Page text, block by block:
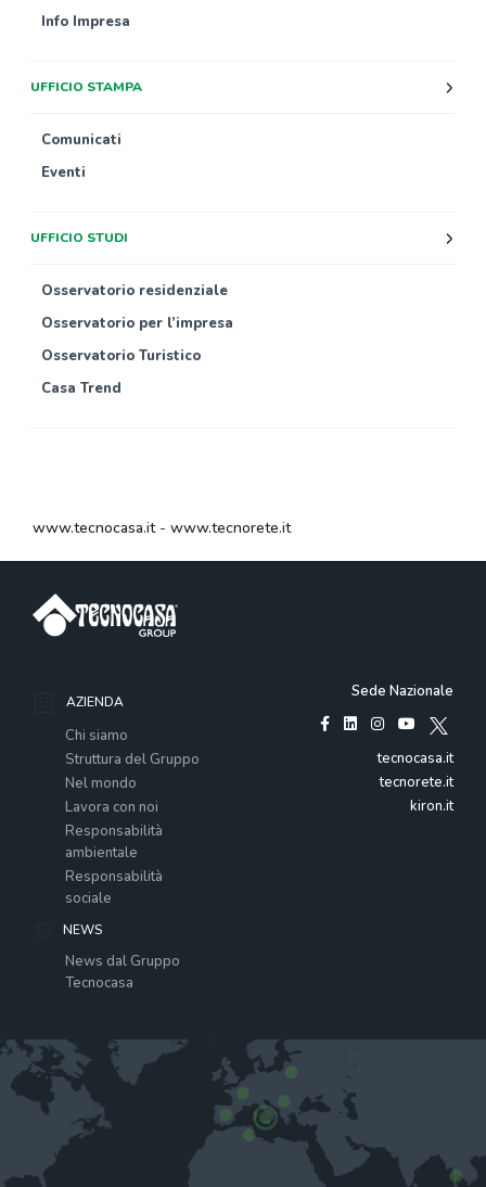
Info Impresa
UFFICIO STAMPA
Comunicati
Eventi
UFFICIO STUDI
Osservatorio residenziale
Osservatorio per l’impresa
Osservatorio Turistico
Casa Trend
www.tecnocasa.it- www.tecnorete.it
AZIENDA
Chi siamo
Struttura del Gruppo
Nel mondo
Lavora con noi
Responsabilità
ambientale
Responsabilità
sociale
NEWS
News dal Gruppo
Tecnocasa
Sede Nazionale
tecnocasa.it
tecnorete.it
kiron.it